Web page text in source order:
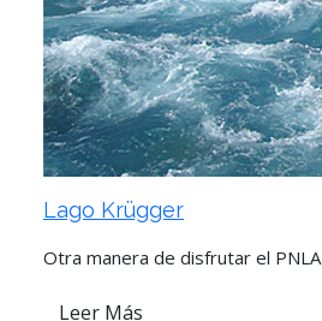
Lago Krügger
Otra manera de disfrutar el PNLA
Leer Más